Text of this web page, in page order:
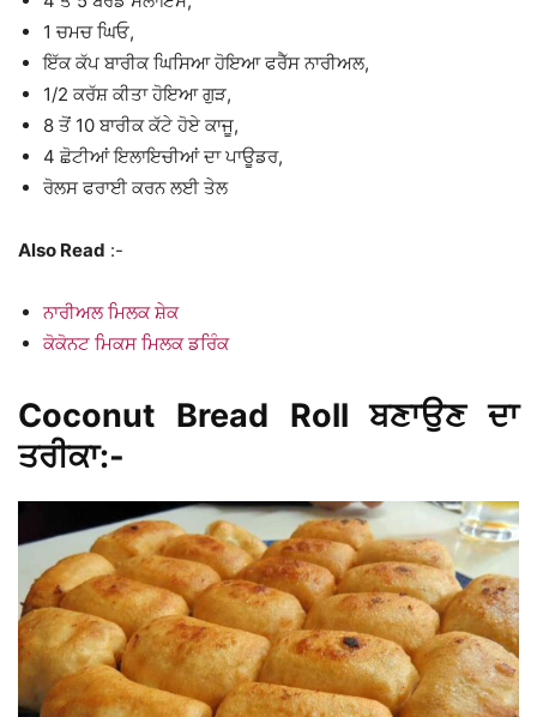
1 ਚਮਚ ਘਿਓ,
ਇੱਕ ਕੱਪ ਬਾਰੀਕ ਘਿਸਿਆ ਹੋਇਆ ਫਰੈੱਸ ਨਾਰੀਅਲ,
1/2 ਕਰੱਸ਼ ਕੀਤਾ ਹੋਇਆ ਗੁੜ,
8 ਤੋਂ 10 ਬਾਰੀਕ ਕੱਟੇ ਹੋਏ ਕਾਜੂ,
4 ਛੋਟੀਆਂ ਇਲਾਇਚੀਆਂ ਦਾ ਪਾਊਡਰ,
ਰੋਲਸ ਫਰਾਈ ਕਰਨ ਲਈ ਤੇਲ
Also Read :-
ਨਾਰੀਅਲ ਮਿਲਕ ਸ਼ੇਕ
ਕੋਕੋਨਟ ਮਿਕਸ ਮਿਲਕ ਡਰਿੰਕ
Coconut Bread Roll ਬਣਾਉਣ ਦਾ
ਤਰੀਕਾ:-